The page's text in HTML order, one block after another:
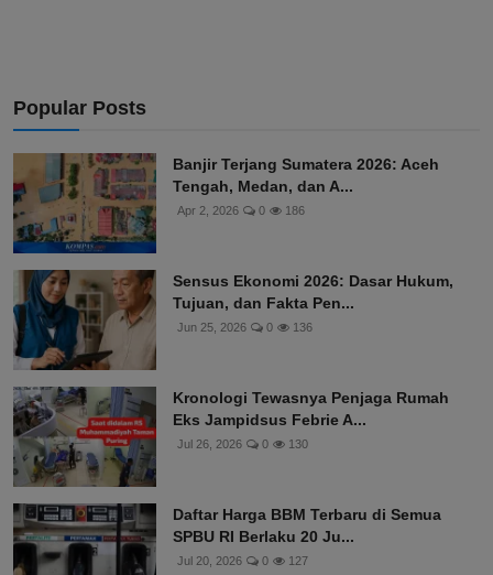
Popular Posts
Banjir Terjang Sumatera 2026: Aceh
Tengah, Medan, dan A...
Apr 2, 2026 0 186
Sensus Ekonomi 2026: Dasar Hukum,
Tujuan, dan Fakta Pen...
Jun 25, 2026 0 136
Kronologi Tewasnya Penjaga Rumah
Eks Jampidsus Febrie A...
Jul 26, 2026 0 130
Daftar Harga BBM Terbaru di Semua
SPBU RI Berlaku 20 Ju...
Jul 20, 2026 0 127